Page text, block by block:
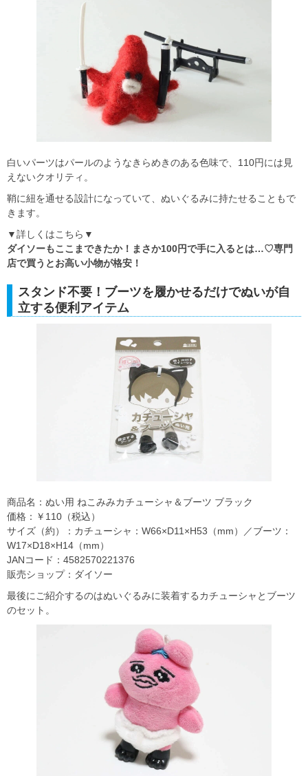
白いパーツはパールのようなきらめきのある色味で、110円には見
えないクオリティ。
鞘に紐を通せる設計になっていて、ぬいぐるみに持たせることもで
きます。
▼詳しくはこちら▼
ダイソーもここまできたか！まさか100円で手に入るとは…♡専門
店で買うとお高い小物が格安！
スタンド不要！ブーツを履かせるだけでぬいが自
立する便利アイテム
商品名：ぬい用 ねこみみカチューシャ＆ブーツ ブラック
価格：￥110（税込）
サイズ（約）：カチューシャ：W66×D11×H53（mm）／ブーツ：
W17×D18×H14（mm）
JANコード：4582570221376
販売ショップ：ダイソー
最後にご紹介するのはぬいぐるみに装着するカチューシャとブーツ
のセット。